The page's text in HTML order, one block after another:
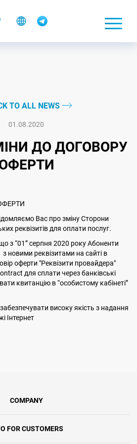
TO ALL NEWS
01.08.2020
ДО ДОГОВОРУ
Вас про зміну Сторони
реквізитів для оплати послуг.
з “01” серпня 2020 року Абоненти
новими реквізитами на сайті в
оферти "Реквізити провайдера"
для сплати через банківські
квитанцію в “особистому кабінеті”
високу якість з надання
Інтернет
COMPANY
FOR CUSTOMERS